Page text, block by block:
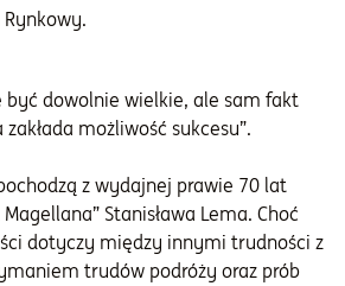
Rynkowy.
być dowolnie wielkie, ale sam fakt
możliwość sukcesu”.
z wydajnej prawie 70 lat
Stanisława Lema. Choć
dotyczy między innymi trudności z
trudów podróży oraz prób